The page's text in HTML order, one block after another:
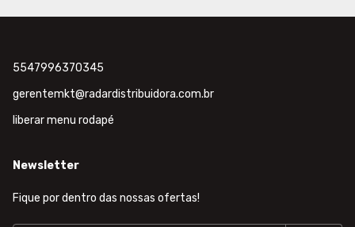
5547996370345
gerentemkt@radardistribuidora.com.br
liberar menu rodapé
Newsletter
Fique por dentro das nossas ofertas!